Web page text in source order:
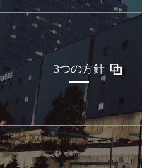
3つの方針